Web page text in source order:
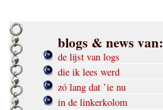
blogs & news van:
de lijst van logs
die ik lees werd
zó lang dat ’ie nu
in de linkerkolom